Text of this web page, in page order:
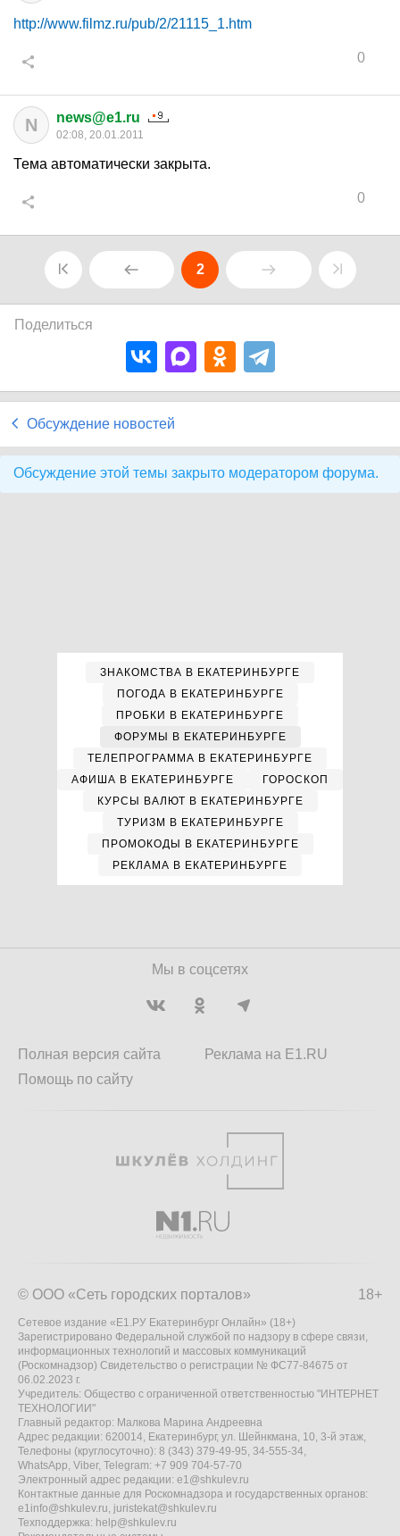
http://www.filmz.ru/pub/2/21115_1.htm
0
N news@e1.ru
02:08, 20.01.2011
Тема автоматически закрыта.
0
2
Поделиться
Обсуждение новостей
Обсуждение этой темы закрыто модератором форума.
ЗНАКОМСТВА В ЕКАТЕРИНБУРГЕ
ПОГОДА В ЕКАТЕРИНБУРГЕ
ПРОБКИ В ЕКАТЕРИНБУРГЕ
ФОРУМЫ В ЕКАТЕРИНБУРГЕ
ТЕЛЕПРОГРАММА В ЕКАТЕРИНБУРГЕ
АФИША В ЕКАТЕРИНБУРГЕ
ГОРОСКОП
КУРСЫ ВАЛЮТ В ЕКАТЕРИНБУРГЕ
ТУРИЗМ В ЕКАТЕРИНБУРГЕ
ПРОМОКОДЫ В ЕКАТЕРИНБУРГЕ
РЕКЛАМА В ЕКАТЕРИНБУРГЕ
Мы в соцсетях
Полная версия сайта
Помощь по сайту
Реклама на E1.RU
18+
© ООО «Сеть городских порталов»
Сетевое издание «Е1.РУ Екатеринбург Онлайн» (18+)
Зарегистрировано Федеральной службой по надзору в сфере связи,
информационных технологий и массовых коммуникаций
(Роскомнадзор) Свидетельство о регистрации № ФС77-84675 от
06.02.2023 г.
Учредитель: Общество с ограниченной ответственностью "ИНТЕРНЕТ
ТЕХНОЛОГИИ"
Главный редактор: Малкова Марина Андреевна
Адрес редакции: 620014, Екатеринбург, ул. Шейнкмана, 10, 3-й этаж,
Телефоны (круглосуточно): 8 (343) 379-49-95, 34-555-34,
WhatsApp, Viber, Telegram: +7 909 704-57-70
Электронный адрес редакции: e1@shkulev.ru
Контактные данные для Роскомнадзора и государственных органов:
e1info@shkulev.ru, juristekat@shkulev.ru
Техподдержка: help@shkulev.ru